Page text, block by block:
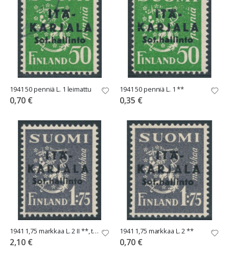
1941 50 penniä L. 1 leimattu
0,70 €
1941 50 penniä L. 1 **
0,35 €
1941 1,75 markkaa L. 2 II **, terävä A
2,10 €
1941 1,75 markkaa L. 2 **
0,70 €